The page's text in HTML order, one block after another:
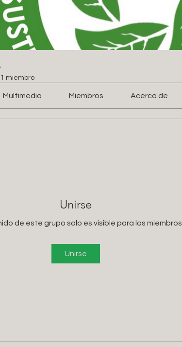
1 miembro
Multimedia Miembros Acerca de
Unirse
de este grupo solo es visible para los miembros.
Unirse